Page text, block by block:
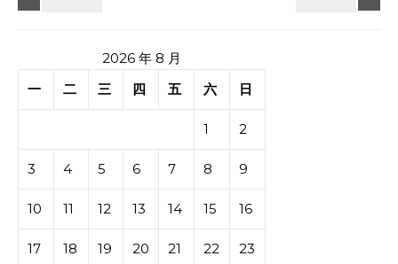
2026 年 8 月
一
二 三 四 五 六 日
1 2
3 4 5 6 7 8 9
10 11 12 13 14 15 16
17 18 19 20 21 22 23